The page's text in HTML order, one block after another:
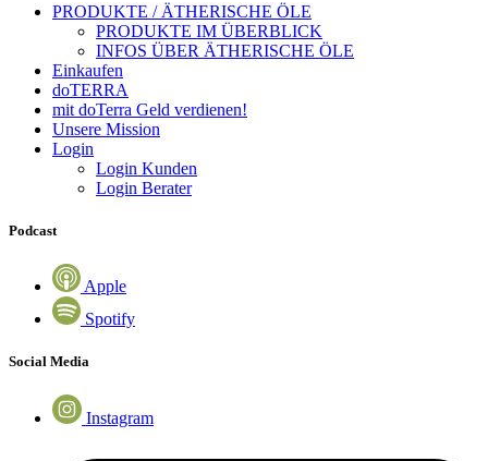
PRODUKTE / ÄTHERISCHE ÖLE
PRODUKTE IM ÜBERBLICK
INFOS ÜBER ÄTHERISCHE ÖLE
Einkaufen
doTERRA
mit doTerra Geld verdienen!
Unsere Mission
Login
Login Kunden
Login Berater
Podcast
Apple
Spotify
Social Media
Instagram